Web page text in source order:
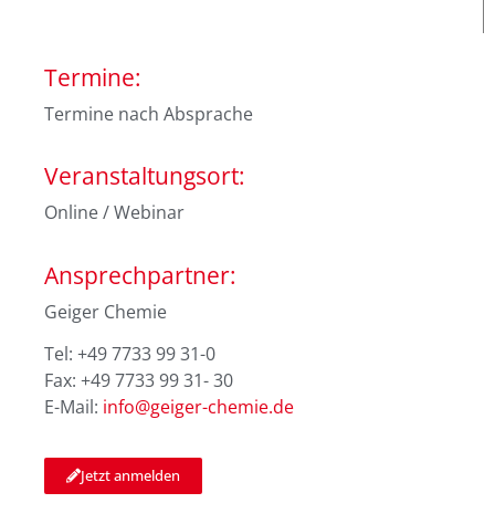
Termine:
Termine nach Absprache
Veranstaltungsort:
Online / Webinar
Ansprechpartner:
Geiger Chemie
Tel: +49 7733 99 31-0
Fax: +49 7733 99 31- 30
E-Mail: info@geiger-chemie.de
Jetzt anmelden